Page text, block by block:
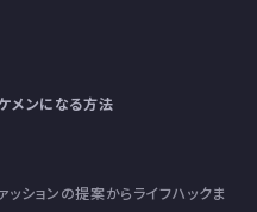
メンになる方法
ッションの提案からライフハックま